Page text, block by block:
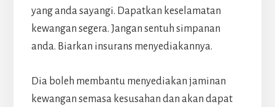
yang anda sayangi. Dapatkan keselamatan
kewangan segera. Jangan sentuh simpanan
anda. Biarkan insurans menyediakannya.
Dia boleh membantu menyediakan jaminan
kewangan semasa kesusahan dan akan dapat